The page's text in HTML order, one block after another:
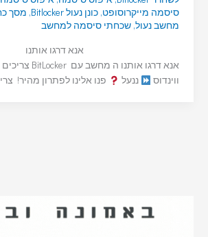
סיסמה מייקרוסופט, כונן נעול Bitlocker , מסך
מחשב נעול, שכחתי סיסמה למחשב
אנא דרגו אותנו
אנא דרגו אותנו ה מחשב עם BitLocker צריכים פתרון
ווינדוס
ננעל פנו אלינו לפתרון מהיר!